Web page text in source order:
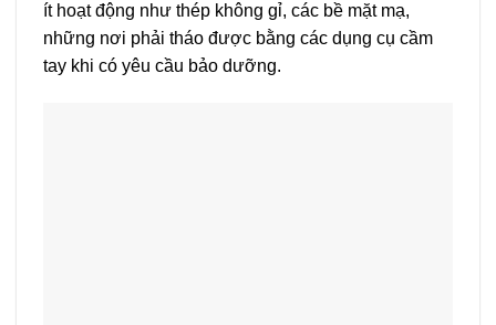
ít hoạt động như thép không gỉ, các bề mặt mạ,
những nơi phải tháo được bằng các dụng cụ cầm
tay khi có yêu cầu bảo dưỡng.